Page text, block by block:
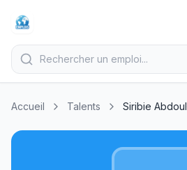
Accueil Talents Siribie